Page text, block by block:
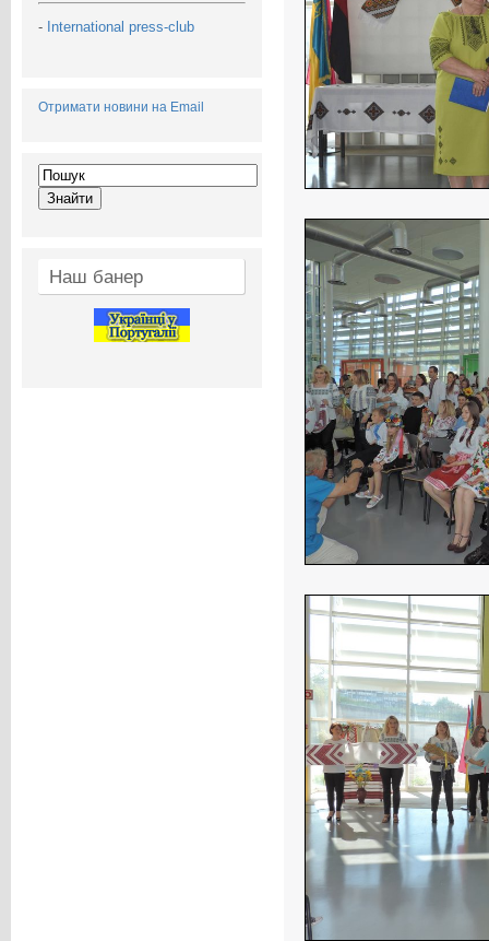
- International press-club
Отримати новини на Email
Наш банер